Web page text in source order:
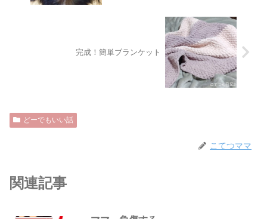
完成！簡単ブランケット
どーでもいい話
こてつママ
関連記事